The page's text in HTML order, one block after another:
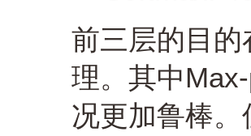
前三层的目
理。其中
况更加鲁棒